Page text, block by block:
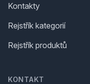
Kontakty
Rejstřík kategorií
Rejstřík produktů
KONTAKT